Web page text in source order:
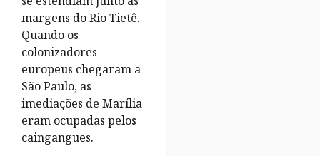
margens do Rio Tietê.
Quando os
colonizadores
europeus chegaram a
São Paulo, as
imediações de Marília
eram ocupadas pelos
caingangues.